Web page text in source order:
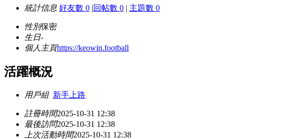
統計信息 好友數 0 |回帖數 0 | 主題數 0
性別保密
生日-
個人主頁https://keowin.football
活躍概況
用戶組 新手上路
註冊時間2025-10-31 12:38
最後訪問2025-10-31 12:38
上次活動時間2025-10-31 12:38